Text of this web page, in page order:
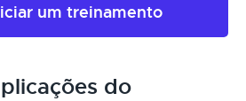
um treinamento
do